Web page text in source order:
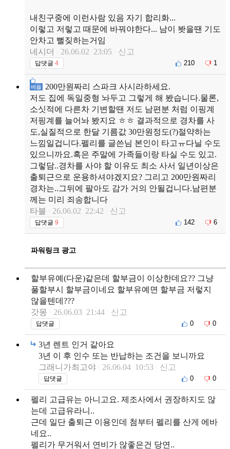
내친구중에 이런사람 있음 자기 합리화...
이렇고 저렇고 때문에 바꿔야한다... 남이 봣을땐 기도
안차고 뻘짖하는거임
네시더
26.06.02 23:05 신고
답댓글 4 210 1
베플
200만원짜리 스파크 사시라하세요.
저도 집에 독일중형 놔두고 그렇게 해 봤습니다.물론,
소싯적에 다른차 기변할땐 저도 남편분 처럼 이핑계
저핑계를 늘어놔 봤지요 ㅎㅎ 결과적으로 경차를 사
도,실질적으로 한달 기름값 30만원정도(?)절약하는
느낌일겁니다.펠리를 글쓴님 본인이 타고ㅠ다닐 수도
있으니까요.혹은 주말에 가족들이랑 타실 수도 있고.
그렇담..경차를 사야 할 이유도 최소 사서 일년이상은
출퇴근으로 운용하셔야겠지요? 그리고 200만원짜리
경차는..그뒤에 팔아도 감가 거의 안될겁니다.남편분
께는 미리 죄송합니다
타블
26.06.02 22:42 신고
답댓글 9 142 6
파워링크 광고
할부유예(다운)같은데 할부금이 이상한데요?? 그냥
풀할부시 할부금이네요 할부유예면 할부금 저렇지
않을텐데???
갓몽
26.06.03 21:44 신고
답댓글 0 0
3년 렌트 인거 같아요
3년 이 후 인수 또는 반납하는 조건을 보니까요
그래니가최고야
26.06.04 10:53 신고
답댓글 0 0
펠리 고급유는 아니고요. 제조사에서 권장하지도 않
는데 고급유라니..
근데 일단 출퇴근 이용인데 첨부터 펠리를 산게 에바
네요..
펠리가 무거워서 연비가 않좋은건 당연..